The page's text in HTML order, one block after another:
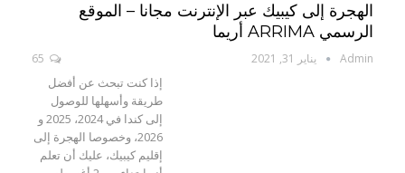
الهجرة إلى كيبيك عبر الإنترنت مجانا – الموقع
الرسمي ARRIMA أريما
Admin يناير 31, 2021
إذا كنت تبحث عن أفضل
طريقة وأسهلها للوصول
إلى كندا في 2024، 2025 و
2026، وخصوصا الهجرة إلى
إقليم كيبيك، عليك أن تعلم